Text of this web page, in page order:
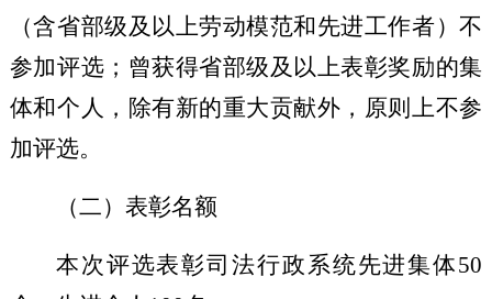
（含省部级及以上劳动模范和先进工作者）不
参加评选；曾获得省部级及以上表彰奖励的集
体和个人，除有新的重大贡献外，原则上不参
加评选。
（二）表彰名额
本次评选表彰司法行政系统先进集体50